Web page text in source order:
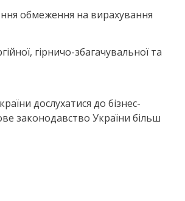
обмеження на вирахування
гірничо-збагачувальної та
дослухатися до бізнес-
законодавство України більш